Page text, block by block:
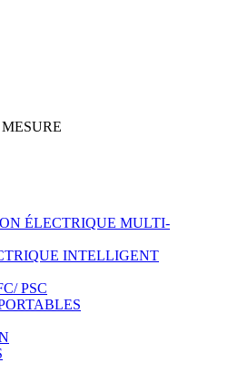
ÉLECTRIQUE MULTI-
INTELLIGENT
PSC